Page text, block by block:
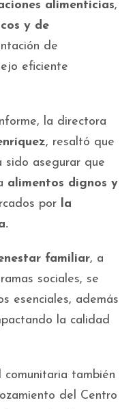
alimenticias,
y de
de
eficiente
la directora
, resaltó que
sido asegurar que
alimentos dignos y
por la
familiar, a
sociales, se
esenciales, además
la calidad
también
del Centro